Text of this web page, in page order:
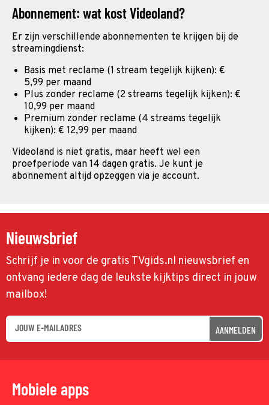
Abonnement: wat kost Videoland?
Er zijn verschillende abonnementen te krijgen bij de
streamingdienst:
Basis met reclame (1 stream tegelijk kijken): €
5,99 per maand
Plus zonder reclame (2 streams tegelijk kijken): €
10,99 per maand
Premium zonder reclame (4 streams tegelijk
kijken): € 12,99 per maand
Videoland is niet gratis, maar heeft wel een
proefperiode van 14 dagen gratis. Je kunt je
abonnement altijd opzeggen via je account.
Nieuwsbrief
Schrijf je in voor de gratis TVgids.nl nieuwsbrief en
ontvang iedere dag de leukste kijktips direct in jouw
mailbox!
AANMELDEN
Mobiele apps